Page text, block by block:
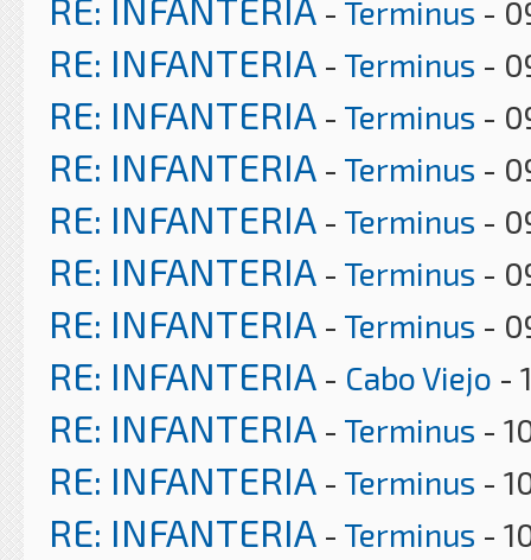
RE: INFANTERIA - Terminus -
RE: INFANTERIA - Terminus -
RE: INFANTERIA - Terminus -
RE: INFANTERIA - Terminus -
RE: INFANTERIA - Terminus -
RE: INFANTERIA - Terminus -
RE: INFANTERIA - Terminus -
RE: INFANTERIA - Cabo Viejo -
RE: INFANTERIA - Terminus -
RE: INFANTERIA - Terminus -
RE: INFANTERIA - Terminus -